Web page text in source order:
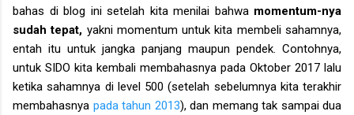
bahas di blog ini setelah kita menilai bahwa momentum-nya
sudah tepat, yakni momentum untuk kita membeli sahamnya,
entah itu untuk jangka panjang maupun pendek . Contohnya,
untuk SIDO kita kembali membahasnya pada Oktober 2017 lalu
ketika sahamnya di level 500 (setelah sebelumnya kita terakhir
membahasnya pada tahun 2013), dan memang tak sampai dua